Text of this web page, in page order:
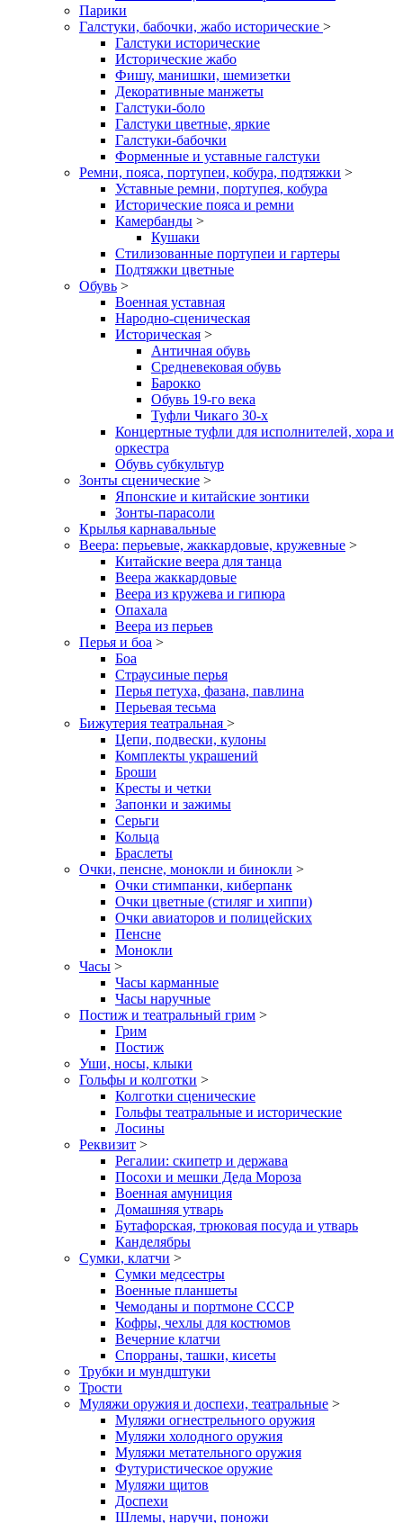
Парики
Галстуки, бабочки, жабо исторические >
Галстуки исторические
Исторические жабо
Фишу, манишки, шемизетки
Декоративные манжеты
Галстуки-боло
Галстуки цветные, яркие
Галстуки-бабочки
Форменные и уставные галстуки
Ремни, пояса, портупеи, кобура, подтяжки >
Уставные ремни, портупея, кобура
Исторические пояса и ремни
Камербанды >
Кушаки
Стилизованные портупеи и гартеры
Подтяжки цветные
Обувь >
Военная уставная
Народно-сценическая
Историческая >
Античная обувь
Средневековая обувь
Барокко
Обувь 19-го века
Туфли Чикаго 30-х
Концертные туфли для исполнителей, хора и
оркестра
Обувь субкультур
Зонты сценические >
Японские и китайские зонтики
Зонты-парасоли
Крылья карнавальные
Веера: перьевые, жаккардовые, кружевные >
Китайские веера для танца
Веера жаккардовые
Веера из кружева и гипюра
Опахала
Веера из перьев
Перья и боа >
Боа
Страусиные перья
Перья петуха, фазана, павлина
Перьевая тесьма
Бижутерия театральная >
Цепи, подвески, кулоны
Комплекты украшений
Броши
Кресты и четки
Запонки и зажимы
Серьги
Кольца
Браслеты
Очки, пенсне, монокли и бинокли >
Очки стимпанки, киберпанк
Очки цветные (стиляг и хиппи)
Очки авиаторов и полицейских
Пенсне
Монокли
Часы >
Часы карманные
Часы наручные
Постиж и театральный грим >
Грим
Постиж
Уши, носы, клыки
Гольфы и колготки >
Колготки сценические
Гольфы театральные и исторические
Лосины
Реквизит >
Регалии: скипетр и держава
Посохи и мешки Деда Мороза
Военная амуниция
Домашняя утварь
Бутафорская, трюковая посуда и утварь
Канделябры
Сумки, клатчи >
Сумки медсестры
Военные планшеты
Чемоданы и портмоне СССР
Кофры, чехлы для костюмов
Вечерние клатчи
Спорраны, ташки, кисеты
Трубки и мундштуки
Трости
Муляжи оружия и доспехи, театральные >
Муляжи огнестрельного оружия
Муляжи холодного оружия
Муляжи метательного оружия
Футуристическое оружие
Муляжи щитов
Доспехи
Шлемы, наручи, поножи